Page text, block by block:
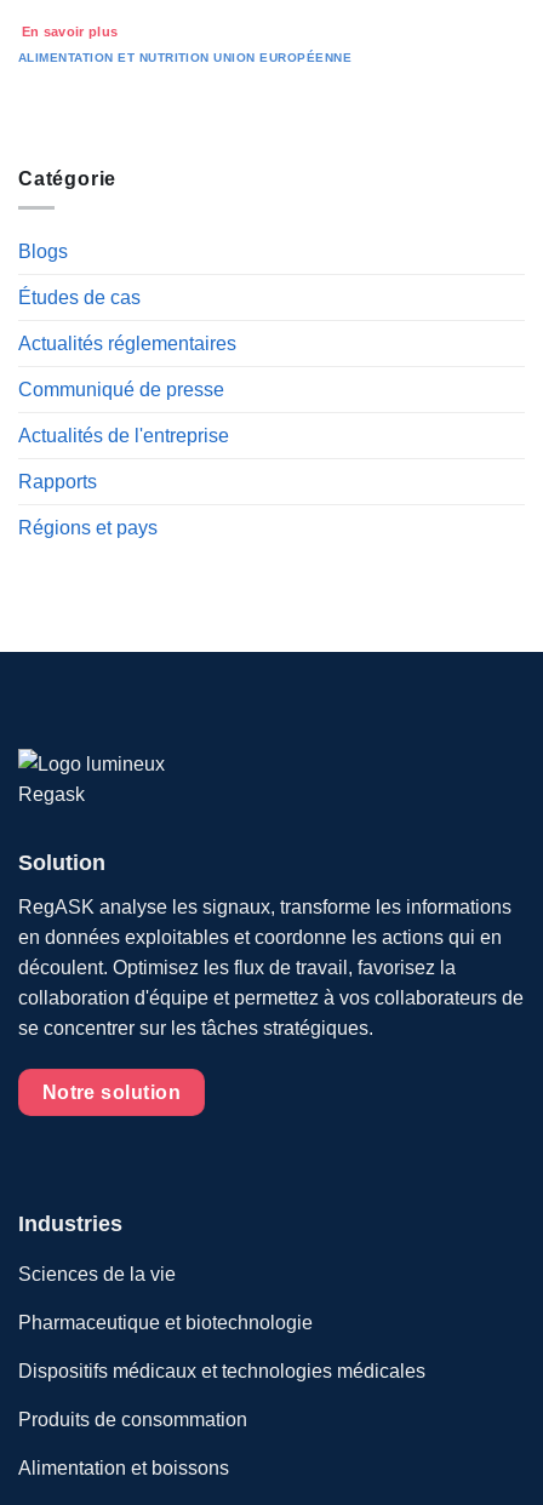
Catégorie
Blogs
Études de cas
Actualités réglementaires
Communiqué de presse
Actualités de l'entreprise
Rapports
Régions et pays
En savoir plus
ALIMENTATION ET NUTRITION UNION EUROPÉENNE
Solution
RegASK analyse les signaux, transforme les informations
en données exploitables et coordonne les actions qui en
découlent. Optimisez les flux de travail, favorisez la
collaboration d'équipe et permettez à vos collaborateurs de
se concentrer sur les tâches stratégiques.
Notre solution
Industries
Sciences de la vie
Pharmaceutique et biotechnologie
Dispositifs médicaux et technologies médicales
Produits de consommation
Alimentation et boissons